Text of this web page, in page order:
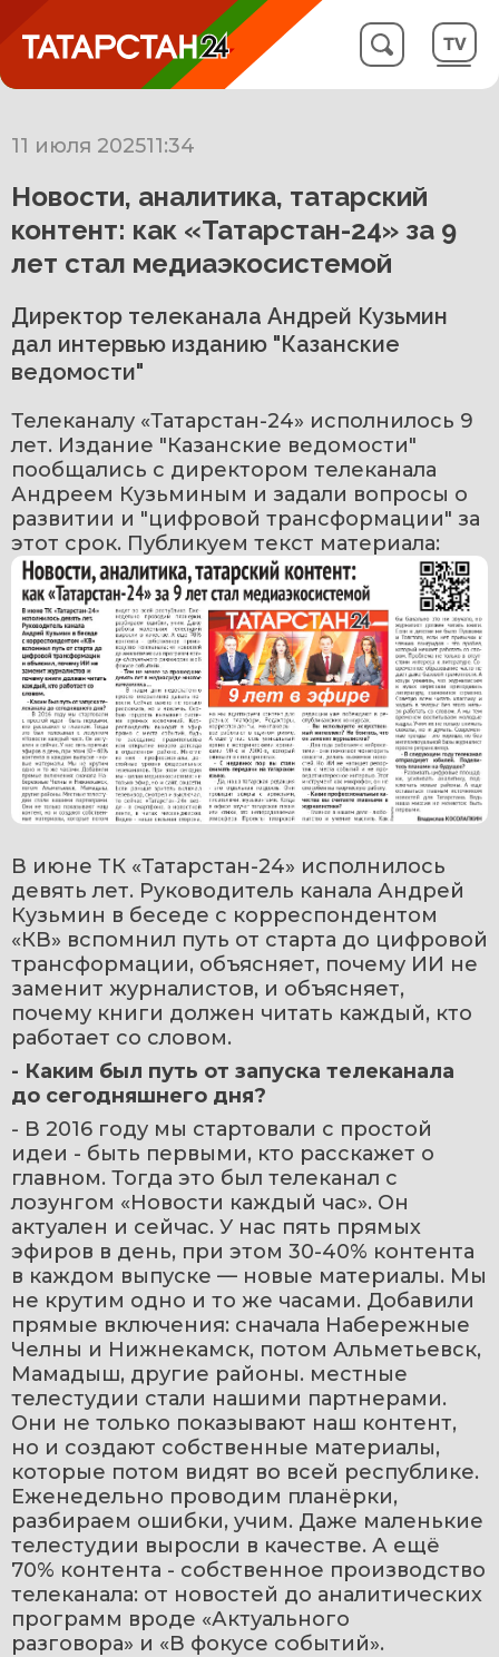
11 июля 202511:34
Новости, аналитика, татарский
контент: как «Татарстан-24» за 9
лет стал медиаэкосистемой
Директор телеканала Андрей Кузьмин
дал интервью изданию "Казанские
ведомости"
Телеканалу «Татарстан-24» исполнилось 9
лет. Издание "Казанские ведомости"
пообщались с директором телеканала
Андреем Кузьминым и задали вопросы о
развитии и "цифровой трансформации" за
этот срок. Публикуем текст материала:
В июне ТК «Татарстан-24» исполнилось
девять лет. Руководитель канала Андрей
Кузьмин в беседе с корреспондентом
«КВ» вспомнил путь от старта до цифровой
трансформации, объясняет, почему ИИ не
заменит журналистов, и объясняет,
почему книги должен читать каждый, кто
работает со словом.
- Каким был путь от запуска телеканала
до сегодняшнего дня?
- В 2016 году мы стартовали с простой
идеи - быть первыми, кто расскажет о
главном. Тогда это был телеканал с
лозунгом «Новости каждый час». Он
актуален и сейчас. У нас пять прямых
эфиров в день, при этом 30-40% контента
в каждом выпуске — новые материалы. Мы
не крутим одно и то же часами. Добавили
прямые включения: сначала Набережные
Челны и Нижнекамск, потом Альметьевск,
Мамадыш, другие районы. местные
телестудии стали нашими партнерами.
Они не только показывают наш контент,
но и создают собственные материалы,
которые потом видят во всей республике.
Еженедельно проводим планёрки,
разбираем ошибки, учим. Даже маленькие
телестудии выросли в качестве. А ещё
70% контента - собственное производство
телеканала: от новостей до аналитических
программ вроде «Актуального
разговора» и «В фокусе событий».